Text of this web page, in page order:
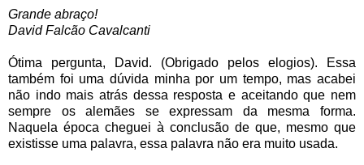
Grande abraço!
David Falcão Cavalcanti
Ótima pergunta, David. (Obrigado pelos elogios). Essa
também foi uma dúvida minha por um tempo, mas acabei
não indo mais atrás dessa resposta e aceitando que nem
sempre os alemães se expressam da mesma forma.
Naquela época cheguei à conclusão de que, mesmo que
existisse uma palavra, essa palavra não era muito usada.